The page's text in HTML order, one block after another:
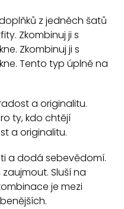
z jedněch šatů
Zkombinuj ji s
Zkombinuj ji s
Tento typ úplně na
a originalitu.
ty, kdo chtějí
a originalitu.
a dodá sebevědomí.
Sluší na
je mezi